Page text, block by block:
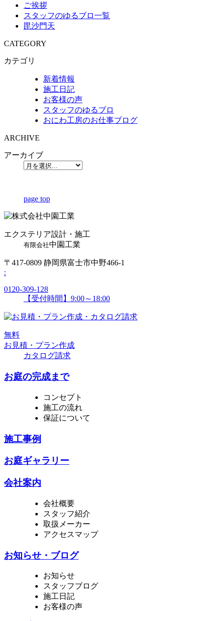
ご挨拶
スタッフのゆるブロ一覧
毘沙門天
CATEGORY
カテゴリ
新着情報
施工日記
お客様の声
スタッフのゆるブロ
おにわ工房のお仕事ブログ
ARCHIVE
アーカイブ
page top
エクステリア設計・施工
有限会社中園工業
〒417-0809 静岡県富士市中野466-1
:
0120-309-128
【受付時間】9:00～18:00
無料
お見積・プラン作成
カタログ請求
お庭の完成まで
コンセプト
施工の流れ
保証について
施工事例
お庭ギャラリー
会社案内
会社概要
スタッフ紹介
取扱メーカー
アクセスマップ
お知らせ・ブログ
お知らせ
スタッフブログ
施工日記
お客様の声